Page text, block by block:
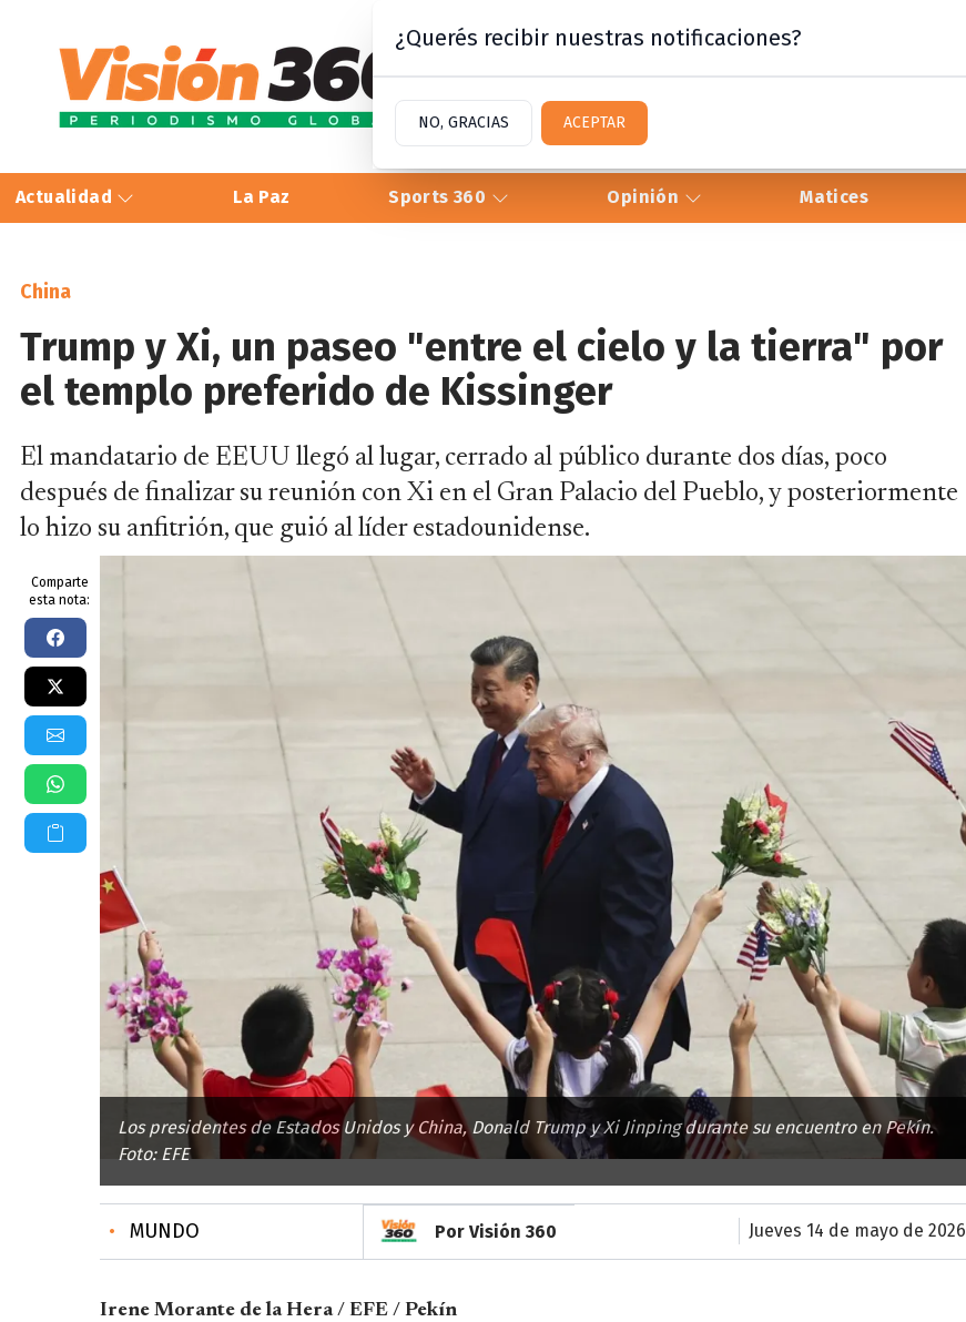
Actualidad La Paz Sports 360 Opinión Matices
China
Trump y Xi, un paseo "entre el cielo y la tierra" por
el templo preferido de Kissinger
El mandatario de EEUU llegó al lugar, cerrado al público durante dos días, poco
después de finalizar su reunión con Xi en el Gran Palacio del Pueblo, y posteriormente
lo hizo su anfitrión, que guió al líder estadounidense.
Comparte
esta nota:
Los presidentes de Estados Unidos y China, Donald Trump y Xi Jinping durante su encuentro en Pekín.
Foto: EFE
• MUNDO Por Visión 360 jueves 14 de mayo de 2026
Irene Morante de la Hera / EFE / Pekín
¿Querés recibir nuestras notificaciones?
NO, GRACIAS ACEPTAR